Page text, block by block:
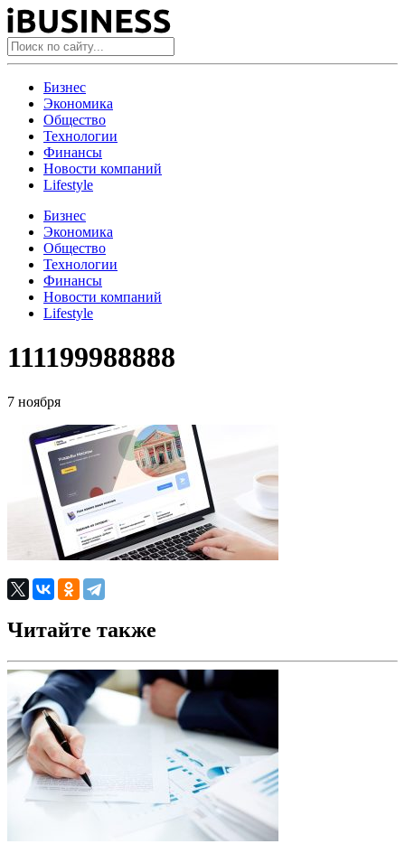
Бизнес
Экономика
Общество
Технологии
Финансы
Новости компаний
Lifestyle
Бизнес
Экономика
Общество
Технологии
Финансы
Новости компаний
Lifestyle
111199988888
7 ноября
Читайте также